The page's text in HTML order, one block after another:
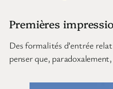
Premières
Des formalités d’entrée
penser que,